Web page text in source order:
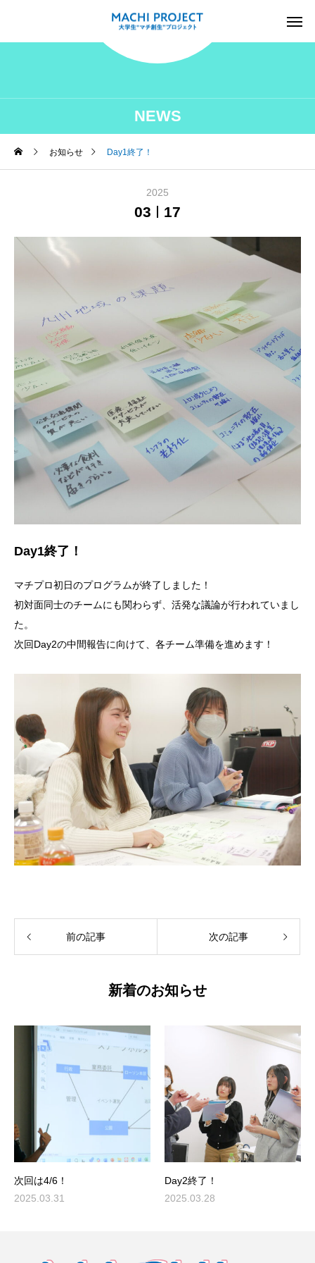
NEWS
お知らせ Day1終了！
2025
03 17
Day1終了！
マチプロ初日のプログラムが終了しました！
初対面同士のチームにも関わらず、活発な議論が行われていまし
た。
次回Day2の中間報告に向けて、各チーム準備を進めます！
前の記事 次の記事
新着のお知らせ
次回は4/6！
2025.03.31
Day2終了！
2025.03.28